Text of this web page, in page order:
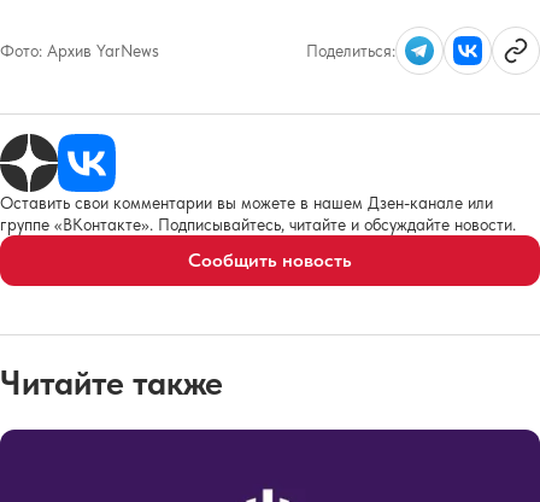
Фото: Архив YarNews Поделиться:
Оставить свои комментарии вы можете в нашем Дзен-канале или
группе «ВКонтакте». Подписывайтесь, читайте и обсуждайте новости.
Сообщить новость
Читайте также